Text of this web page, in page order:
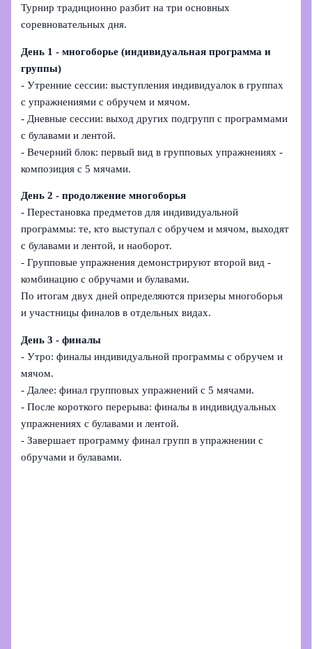
Турнир традиционно разбит на три основных
соревновательных дня.
День 1 - многоборье (индивидуальная программа и
группы)
- Утренние сессии: выступления индивидуалок в группах
с упражнениями с обручем и мячом.
- Дневные сессии: выход других подгрупп с программами
с булавами и лентой.
- Вечерний блок: первый вид в групповых упражнениях -
композиция с 5 мячами.
День 2 - продолжение многоборья
- Перестановка предметов для индивидуальной
программы: те, кто выступал с обручем и мячом, выходят
с булавами и лентой, и наоборот.
- Групповые упражнения демонстрируют второй вид -
комбинацию с обручами и булавами.
По итогам двух дней определяются призеры многоборья
и участницы финалов в отдельных видах.
День 3 - финалы
- Утро: финалы индивидуальной программы с обручем и
мячом.
- Далее: финал групповых упражнений с 5 мячами.
- После короткого перерыва: финалы в индивидуальных
упражнениях с булавами и лентой.
- Завершает программу финал групп в упражнении с
обручами и булавами.